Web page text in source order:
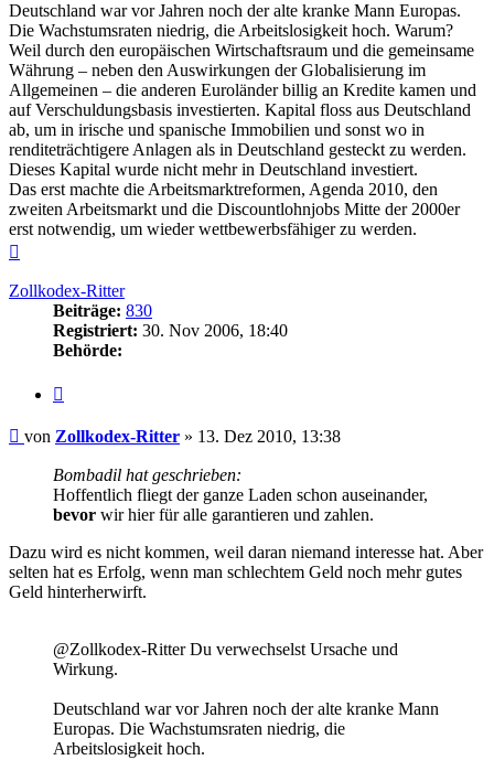
Deutschland war vor Jahren noch der alte kranke Mann Europas.
Die Wachstumsraten niedrig, die Arbeitslosigkeit hoch. Warum?
Weil durch den europäischen Wirtschaftsraum und die gemeinsame
Währung – neben den Auswirkungen der Globalisierung im
Allgemeinen – die anderen Euroländer billig an Kredite kamen und
auf Verschuldungsbasis investierten. Kapital floss aus Deutschland
ab, um in irische und spanische Immobilien und sonst wo in
renditeträchtigere Anlagen als in Deutschland gesteckt zu werden.
Dieses Kapital wurde nicht mehr in Deutschland investiert.
Das erst machte die Arbeitsmarktreformen, Agenda 2010, den
zweiten Arbeitsmarkt und die Discountlohnjobs Mitte der 2000er
erst notwendig, um wieder wettbewerbsfähiger zu werden.
Zollkodex-Ritter
Beiträge: 830
Registriert: 30. Nov 2006, 18:40
Behörde:
Beitrag
von Zollkodex-Ritter » 13. Dez 2010, 13:38
Bombadil hat geschrieben:
Hoffentlich fliegt der ganze Laden schon auseinander,
bevor wir hier für alle garantieren und zahlen.
Dazu wird es nicht kommen, weil daran niemand interesse hat. Aber
selten hat es Erfolg, wenn man schlechtem Geld noch mehr gutes
Geld hinterherwirft.
@Zollkodex-Ritter Du verwechselst Ursache und
Wirkung.
Deutschland war vor Jahren noch der alte kranke Mann
Europas. Die Wachstumsraten niedrig, die
Arbeitslosigkeit hoch.